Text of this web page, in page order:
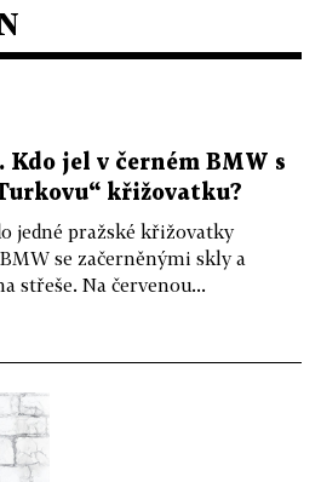
Kdo jel v černém BMW s
křižovatku?
jedné pražské křižovatky
se začerněnými skly a
střeše. Na červenou...